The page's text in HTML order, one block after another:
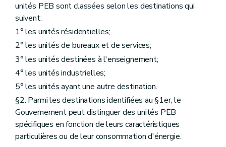
unités PEB sont classées selon les destinations qui
suivent:
1° les unités résidentielles;
2° les unités de bureaux et de services;
3° les unités destinées à l'enseignement;
4° les unités industrielles;
5° les unités ayant une autre destination.
§2. Parmi les destinations identifiées au §1er, le
Gouvernement peut distinguer des unités PEB
spécifiques en fonction de leurs caractéristiques
particulières ou de leur consommation d'énergie.